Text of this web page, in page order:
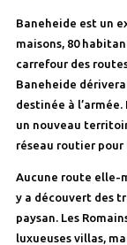
Baneheide est un
maisons, 80
carrefour des
Baneheide
destinée à
un nouveau
réseau routier pour
Aucune route elle-
y a découvert des
paysan. Les
luxueuses villas,